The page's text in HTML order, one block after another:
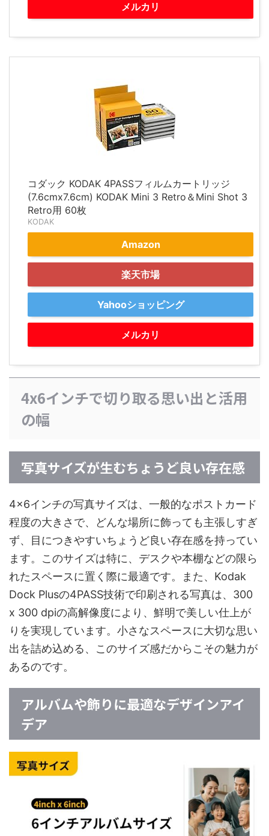
メルカリ
コダック KODAK 4PASSフィルムカートリッジ
(7.6cmx7.6cm) KODAK Mini 3 Retro＆Mini Shot 3
Retro用 60枚
KODAK
Amazon
楽天市場
Yahooショッピング
メルカリ
4x6インチで切り取る思い出と活用
の幅
写真サイズが生むちょうど良い存在感
4x6インチの写真サイズは、一般的なポストカード
程度の大きさで、どんな場所に飾っても主張しすぎ
ず、目につきやすいちょうど良い存在感を持ってい
ます。このサイズは特に、デスクや本棚などの限ら
れたスペースに置く際に最適です。また、Kodak
Dock Plusの4PASS技術で印刷される写真は、300
x 300 dpiの高解像度により、鮮明で美しい仕上が
りを実現しています。小さなスペースに大切な思い
出を詰め込める、このサイズ感だからこその魅力が
あるのです。
アルバムや飾りに最適なデザインアイ
デア